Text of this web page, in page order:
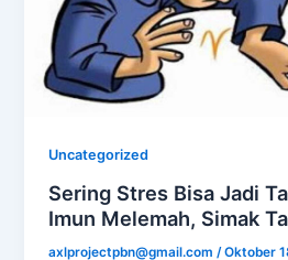
Uncategorized
Sering Stres Bisa Jadi
Imun Melemah, Simak
axlprojectpbn@gmail.com /Oktober